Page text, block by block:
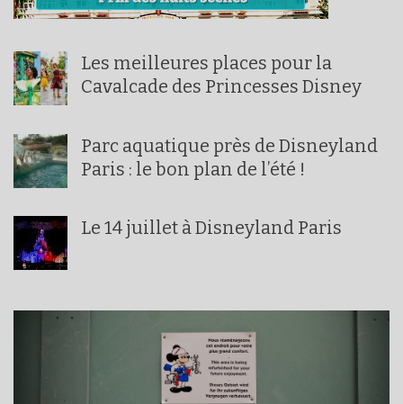
Les meilleures places pour la
Cavalcade des Princesses Disney
Parc aquatique près de Disneyland
Paris : le bon plan de l’été !
Le 14 juillet à Disneyland Paris